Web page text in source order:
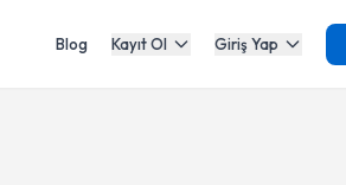
Blog Kayıt Ol Giriş Yap